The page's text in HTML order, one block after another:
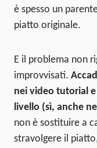
è spesso un
piatto originale.
E il problema non
improvvisati.
nei video tutorial
livello (sì, anche
non è sostituire a
stravolgere il